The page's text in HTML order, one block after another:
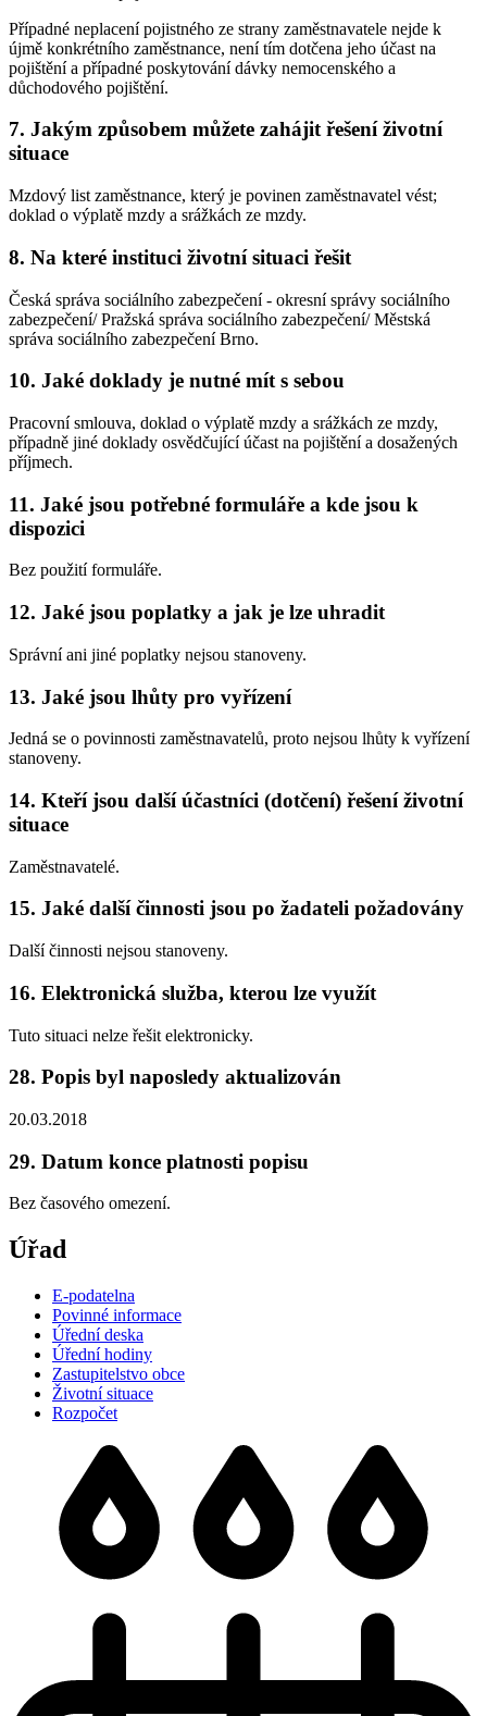
Případné neplacení pojistného ze strany zaměstnavatele nejde k
újmě konkrétního zaměstnance, není tím dotčena jeho účast na
pojištění a případné poskytování dávky nemocenského a
důchodového pojištění.
7. Jakým způsobem můžete zahájit řešení životní
situace
Mzdový list zaměstnance, který je povinen zaměstnavatel vést;
doklad o výplatě mzdy a srážkách ze mzdy.
8. Na které instituci životní situaci řešit
Česká správa sociálního zabezpečení - okresní správy sociálního
zabezpečení/ Pražská správa sociálního zabezpečení/ Městská
správa sociálního zabezpečení Brno.
10. Jaké doklady je nutné mít s sebou
Pracovní smlouva, doklad o výplatě mzdy a srážkách ze mzdy,
případně jiné doklady osvědčující účast na pojištění a dosažených
příjmech.
11. Jaké jsou potřebné formuláře a kde jsou k
dispozici
Bez použití formuláře.
12. Jaké jsou poplatky a jak je lze uhradit
Správní ani jiné poplatky nejsou stanoveny.
13. Jaké jsou lhůty pro vyřízení
Jedná se o povinnosti zaměstnavatelů, proto nejsou lhůty k vyřízení
stanoveny.
14. Kteří jsou další účastníci (dotčení) řešení životní
situace
Zaměstnavatelé.
15. Jaké další činnosti jsou po žadateli požadovány
Další činnosti nejsou stanoveny.
16. Elektronická služba, kterou lze využít
Tuto situaci nelze řešit elektronicky.
28. Popis byl naposledy aktualizován
20.03.2018
29. Datum konce platnosti popisu
Bez časového omezení.
Úřad
E-podatelna
Povinné informace
Úřední deska
Úřední hodiny
Zastupitelstvo obce
Životní situace
Rozpočet